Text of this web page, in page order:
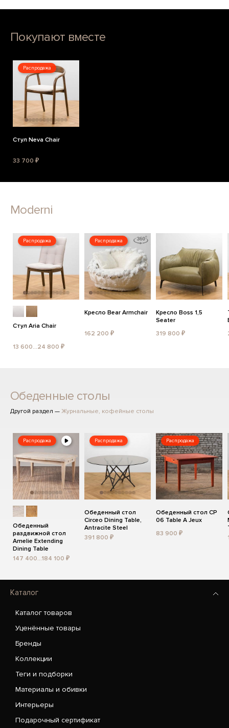
Покупают вместе
Распродажа
Стул Neva Chair
33 700 ₽
Moderni
Распродажа
Стул Aria Chair
13 600...24 800 ₽
Распродажа
Кресло Bear Armchair
162 200 ₽
Кресло Boss 1,5
Seater
319 800 ₽
Обеденные столы
Другой раздел — Журнальные, кофейные столы
Распродажа
Обеденный
раздвижной стол
Amelie Extending
Dining Table
147 400...184 100 ₽
Распродажа
Обеденный стол
Circeo Dining Table,
Antracite Steel
391 800 ₽
Распродажа
Обеденный стол CP
06 Table A Jeux
83 900 ₽
Каталог
Каталог товаров
Уценённые товары
Бренды
Коллекции
Теги и подборки
Материалы и обивки
Интерьеры
Подарочный сертификат